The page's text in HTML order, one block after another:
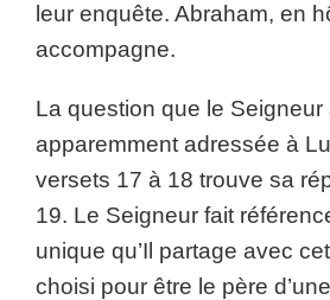
leur enquête. Abraham, en
accompagne.
La question que le Seigneur
apparemment adressée à
versets 17 à 18 trouve sa
19. Le Seigneur fait
unique qu’Il partage avec
choisi pour être le père